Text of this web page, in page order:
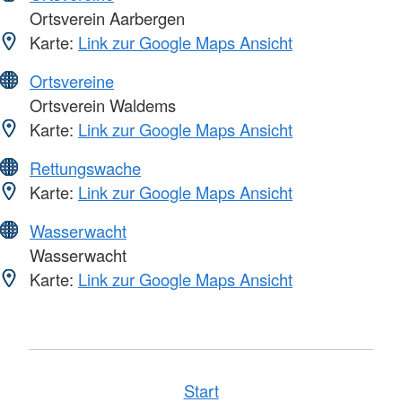
Ortsverein Aarbergen
Karte: Link zur Google Maps Ansicht
Ortsvereine
Ortsverein Waldems
Karte: Link zur Google Maps Ansicht
Rettungswache
Karte: Link zur Google Maps Ansicht
Wasserwacht
Wasserwacht
Karte: Link zur Google Maps Ansicht
Start